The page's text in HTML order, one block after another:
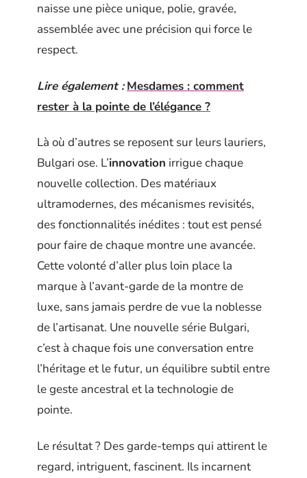
naisse une pièce unique, polie, gravée,
assemblée avec une précision qui force le
respect.
Lire également : Mesdames : comment
rester à la pointe de l’élégance ?
Là où d’autres se reposent sur leurs lauriers,
Bulgari ose. L’innovation irrigue chaque
nouvelle collection. Des matériaux
ultramodernes, des mécanismes revisités,
des fonctionnalités inédites : tout est pensé
pour faire de chaque montre une avancée.
Cette volonté d’aller plus loin place la
marque à l’avant-garde de la montre de
luxe, sans jamais perdre de vue la noblesse
de l’artisanat. Une nouvelle série Bulgari,
c’est à chaque fois une conversation entre
l’héritage et le futur, un équilibre subtil entre
le geste ancestral et la technologie de
pointe.
Le résultat ? Des garde-temps qui attirent le
regard, intriguent, fascinent. Ils incarnent